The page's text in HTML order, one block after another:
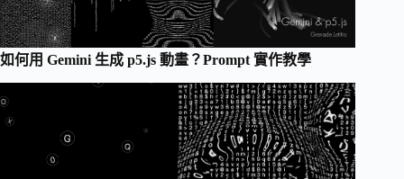
如何用 Gemini 生成 p5.js 動畫？Prompt 實作教學